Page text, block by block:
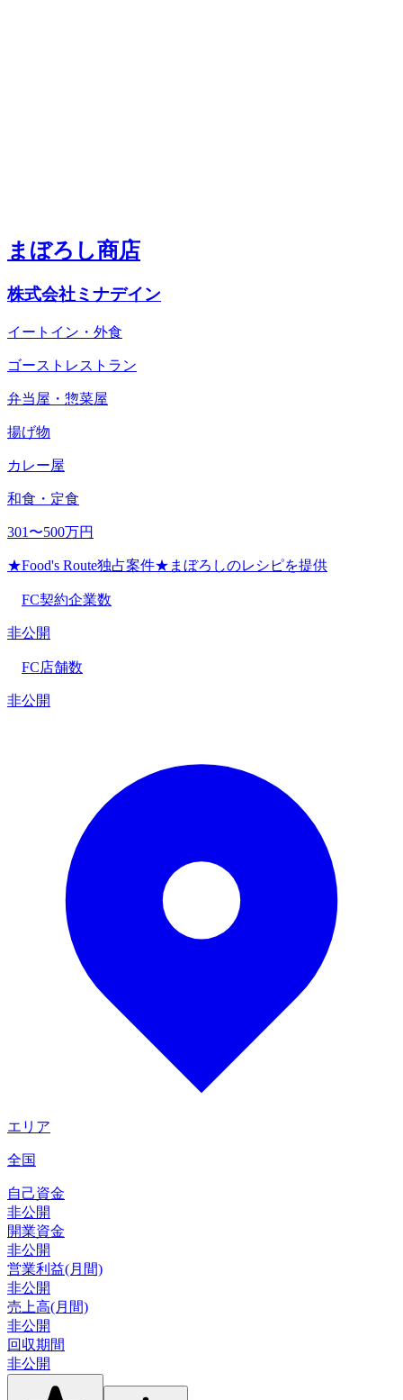
まぼろし商店
株式会社ミナデイン
イートイン・外食
ゴーストレストラン
弁当屋・惣菜屋
揚げ物
カレー屋
和食・定食
301〜500万円
★Food's Route独占案件★まぼろしのレシピを提供
FC契約企業数
非公開
FC店舗数
非公開
エリア
全国
自己資金
非公開
開業資金
非公開
営業利益(月間)
非公開
売上高(月間)
非公開
回収期間
非公開